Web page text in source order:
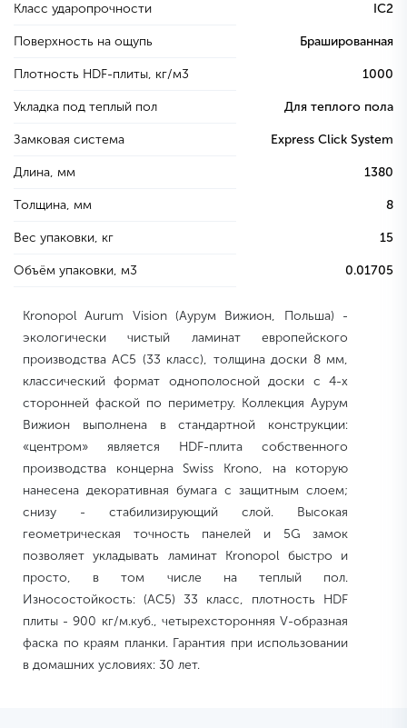
Класс ударопрочности IC2
Поверхность на ощупь Брашированная
Плотность HDF-плиты, кг/м3 1000
Укладка под теплый пол Для теплого пола
Замковая система Express Click System
Длина, мм 1380
Толщина, мм 8
Вес упаковки, кг 15
Объём упаковки, м3 0.01705
Kronopol Aurum Vision (Аурум Вижион, Польша) -
экологически чистый ламинат европейского
производства AC5 (33 класс), толщина доски 8 мм,
классический формат однополосной доски с 4-х
сторонней фаской по периметру. Коллекция Аурум
Вижион выполнена в стандартной конструкции:
«центром» является HDF-плита собственного
производства концерна Swiss Krono, на которую
нанесена декоративная бумага с защитным слоем;
снизу - стабилизирующий слой. Высокая
геометрическая точность панелей и 5G замок
позволяет укладывать ламинат Kronopol быстро и
просто, в том числе на теплый пол.
Износостойкость: (AC5) 33 класс, плотность HDF
плиты - 900 кг/м.куб., четырехсторонняя V-образная
фаска по краям планки. Гарантия при использовании
в домашних условиях: 30 лет.